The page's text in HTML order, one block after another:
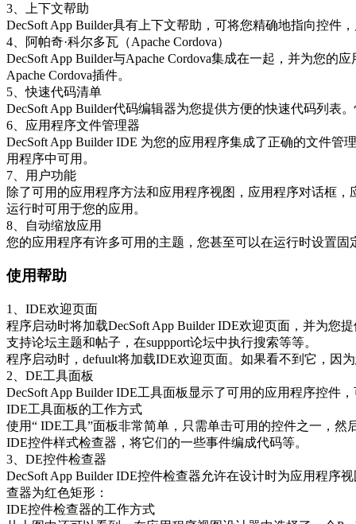
3、上下文帮助
DecSoft App Builder具有上下文帮助，可将您精确地指向控件
4、阿帕奇·科尔多瓦（Apache Cordova）
DecSoft App Builder与Apache Cordova集成在一起，并为您的
Apache Cordova插件。
5、快速代码清单
DecSoft App Builder代码编辑器为您提供方便的快速代码列表
6、应用程序文件管理器
DecSoft App Builder IDE 为您的应用程序集成了正确的文件
用程序中可用。
7、用户功能
除了可用的应用程序方法和应用程序视图，应用程序对话框
运行时可用于您的应用。
8、自动缩放应用
您的应用程序有许多可用的主题，您甚至可以在运行时设置
使用帮助
1、IDE欢迎页面
程序启动时将加载DecSoft App Builder IDE欢迎页面，并为
支持论坛主题和帖子，在suppport论坛中执行搜索等等。
程序启动时，defuult将加载IDE欢迎页面。如果看不到它，因
2、DE工具面板
DecSoft App Builder IDE工具面板显示了可用的应用程序控件
IDE工具面板的工作方式
使用“ IDE工具”面板非常简单，只需单击可用的控件之一，
IDE控件样式检查器，将它们的一些事件编成代码等。
3、DE控件检查器
DecSoft App Builder IDE控件检查器允许在设计时为应用程
查器为红色矩形：
IDE控件检查器的工作方式